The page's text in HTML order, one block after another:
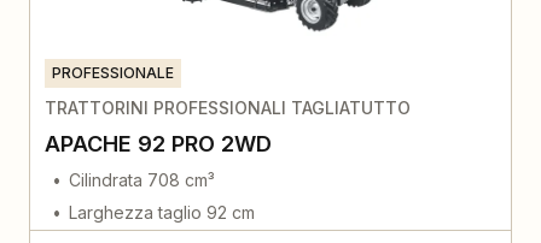
PROFESSIONALE
TRATTORINI PROFESSIONALI TAGLIATUTTO
APACHE 92 PRO 2WD
Cilindrata 708 cm³
Larghezza taglio 92 cm